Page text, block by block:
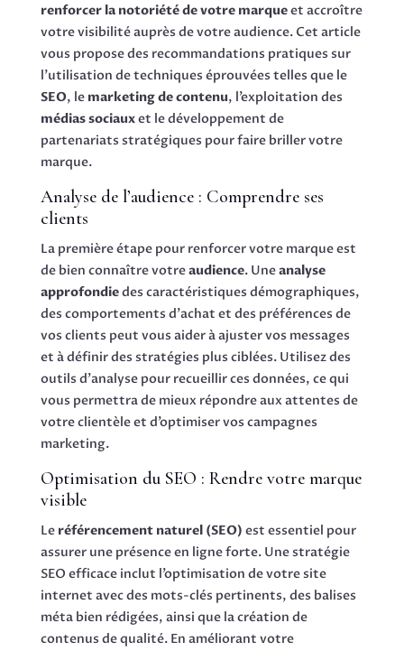
renforcer la notoriété de votre marqueet accroître
votre visibilité auprès de votre audience. Cet article
vous propose des recommandations pratiques sur
l’utilisation de techniques éprouvées telles que le
SEO, le marketing de contenu, l’exploitation des
médias sociauxet le développement de
partenariats stratégiques pour faire briller votre
marque.
Analyse de l’audience : Comprendre ses
clients
La première étape pour renforcer votre marque est
de bien connaître votreaudience. Uneanalyse
approfondiedes caractéristiques démographiques,
des comportements d’achat et des préférences de
vos clients peut vous aider à ajuster vos messages
et à définir des stratégies plus ciblées. Utilisez des
outils d’analyse pour recueillir ces données, ce qui
vous permettra de mieux répondre aux attentes de
votre clientèle et d’optimiser vos campagnes
marketing.
Optimisation du SEO : Rendre votre marque
visible
Le référencement naturel (SEO) est essentiel pour
assurer une présence en ligne forte. Une stratégie
SEO efficace inclut l’optimisation de votre site
internet avec des mots-clés pertinents, des balises
méta bien rédigées, ainsi que la création de
contenus de qualité. En améliorant votre